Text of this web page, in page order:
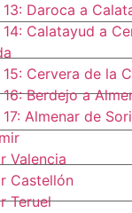
13: Daroca a
14: Calatayud a
Cervera de la
Berdejo a
Almenar de
Valencia
Castellón
Teruel